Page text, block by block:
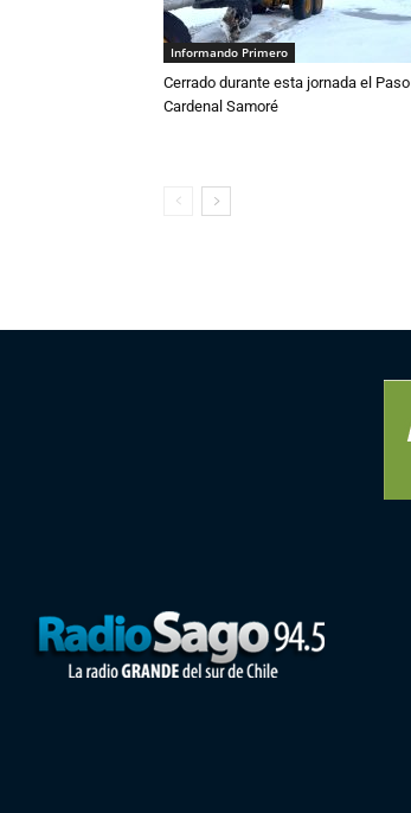
Informando Primero
Cerrado durante esta jornada el Paso
Cardenal Samoré